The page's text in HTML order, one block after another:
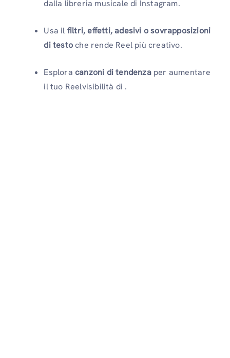
dalla libreria musicale di Instagram.
Usa il filtri, effetti, adesivi o sovrapposizioni
di testoche rende Reel più creativo.
Esplora canzoni di tendenzaper aumentare
il tuo Reelvisibilità di .